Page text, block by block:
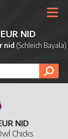
NID
nid (Schleich Bayala)
NID
Chicks